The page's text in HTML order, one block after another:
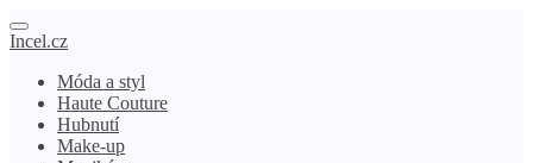
Incel.cz
Móda a styl
Haute Couture
Hubnutí
Make-up